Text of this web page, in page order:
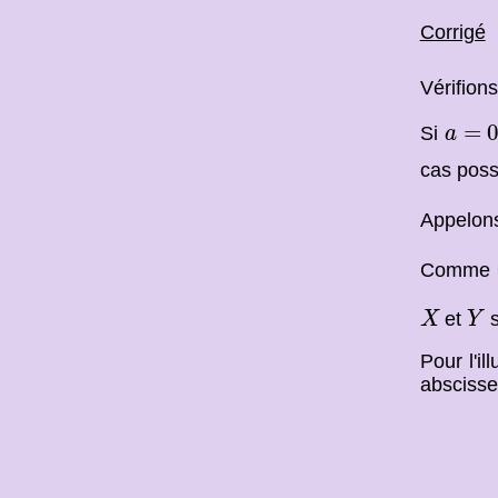
Corrigé
Si a = 0
a
cas
Comme
X
X et Y
Y
Pour